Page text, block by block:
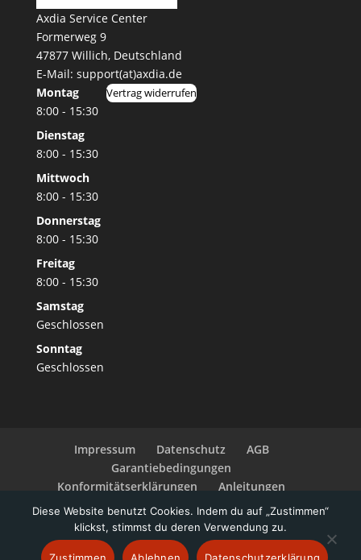
Axdia Service Center
Formerweg 9
47877 Willich, Deutschland
E-Mail: support(at)axdia.de
Montag
8:00 - 15:30
Dienstag
8:00 - 15:30
Mittwoch
8:00 - 15:30
Donnerstag
8:00 - 15:30
Freitag
8:00 - 15:30
Samstag
Geschlossen
Sonntag
Geschlossen
Vertrag widerrufen
Impressum Datenschutz
AGB
Garantiebedingungen
Konformitätserklärungen
Anleitungen
Widerrufsbelehrung
Zahlungsarten
Barrierefreiheitserklärung
Diese Website benutzt Cookies. Indem du auf „Zustimmen“
klickst, stimmst du deren Verwendung zu.
Zustimmen Ablehnen Datenschutzerklärung